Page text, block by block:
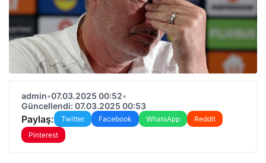
admin•07.03.2025 00:52•
Güncellendi: 07.03.2025 00:53
Paylaş: Twitter Facebook WhatsApp
Reddit
Pinterest